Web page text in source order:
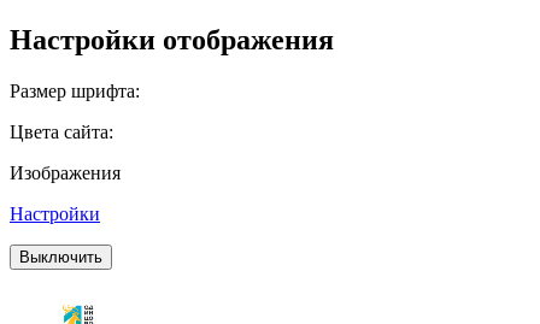
Настройки отображения
Размер шрифта:
Цвета сайта:
Изображения
Настройки
Выключить